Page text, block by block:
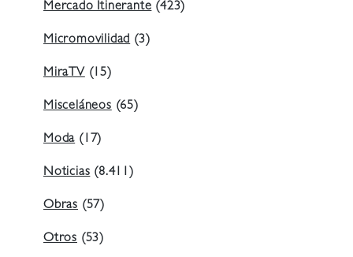
Mercado Itinerante(423)
Micromovilidad(3)
MiraTV(15)
Misceláneos(65)
Moda(17)
Noticias(8.411)
Obras (57)
Otros (53)